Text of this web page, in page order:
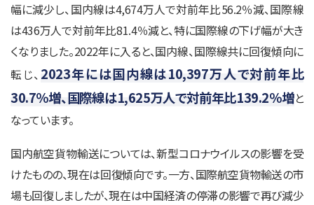
幅に減少し、国内線は4,674万人で対前年比56.2％減、国際線
は436万人で対前年比81.4％減と、特に国際線の下げ幅が大き
くなりました。2022年に入ると、国内線、国際線共に回復傾向に
転じ、 2023年には国内線は10,397万人で対前年比
30.7％増、国際線は1,625万人で対前年比139.2％増と
なっています。
国内航空貨物輸送については、新型コロナウイルスの影響を受
けたものの、現在は回復傾向です。一方、国際航空貨物輸送の市
場も回復しましたが、現在は中国経済の停滞の影響で再び減少